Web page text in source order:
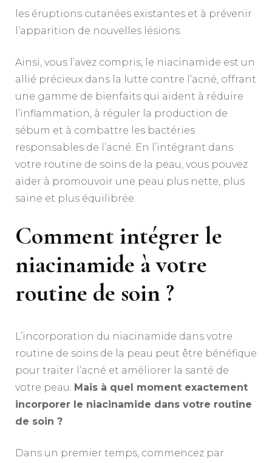
les éruptions cutanées existantes et à prévenir
l’apparition de nouvelles lésions.
Ainsi, vous l’avez compris, le niacinamide est un
allié précieux dans la lutte contre l’acné, offrant
une gamme de bienfaits qui aident à réduire
l’inflammation, à réguler la production de
sébum et à combattre les bactéries
responsables de l’acné. En l’intégrant dans
votre routine de soins de la peau, vous pouvez
aider à promouvoir une peau plus nette, plus
saine et plus équilibrée.
Comment intégrer le
niacinamide à votre
routine de soin ?
L’incorporation du niacinamide dans votre
routine de soins de la peau peut être bénéfique
pour traiter l’acné et améliorer la santé de
votre peau. Mais à quel moment exactement
incorporer le niacinamide dans votre routine
de soin ?
Dans un premier temps, commencez par